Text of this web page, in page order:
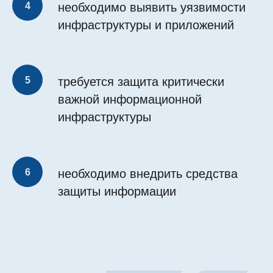
необходимо выявить уязвимости
инфраструктуры и приложений
требуется защита критически
важной информационной
инфраструктуры
необходимо внедрить средства
защиты информации